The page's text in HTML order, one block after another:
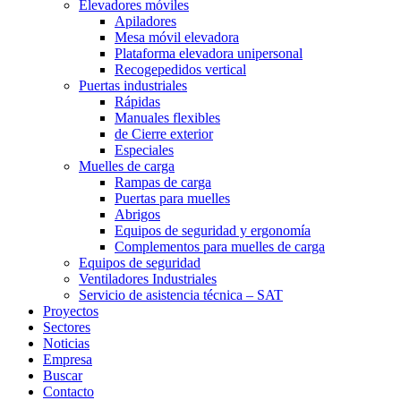
Elevadores móviles
Apiladores
Mesa móvil elevadora
Plataforma elevadora unipersonal
Recogepedidos vertical
Puertas industriales
Rápidas
Manuales flexibles
de Cierre exterior
Especiales
Muelles de carga
Rampas de carga
Puertas para muelles
Abrigos
Equipos de seguridad y ergonomía
Complementos para muelles de carga
Equipos de seguridad
Ventiladores Industriales
Servicio de asistencia técnica – SAT
Proyectos
Sectores
Noticias
Empresa
Buscar
Contacto